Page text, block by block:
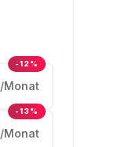
/Monat
-12%
/Monat
-13%